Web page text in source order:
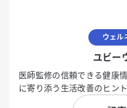
ウェル
ユビー
医師監修の信頼できる健康
に寄り添う生活改善のヒン